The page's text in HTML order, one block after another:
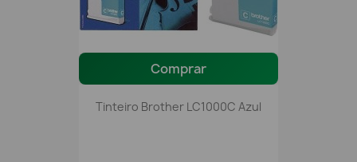
Comprar
Tinteiro Brother LC1000C Azul